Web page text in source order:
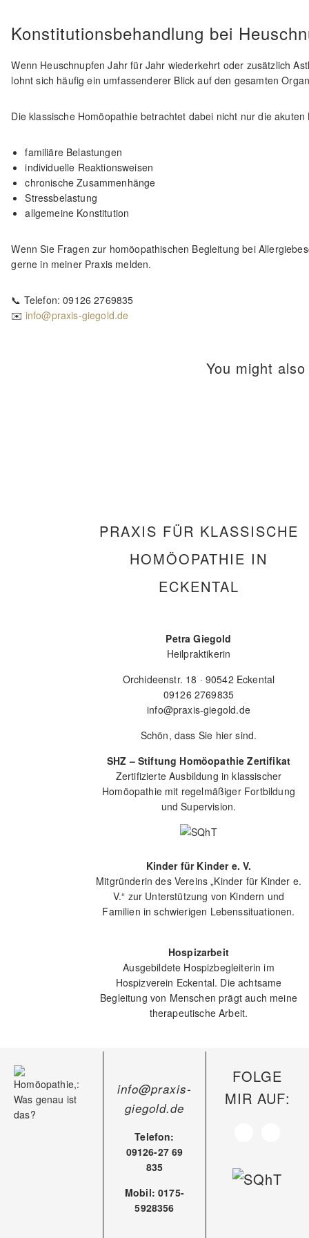
Konstitutionsbehandlung bei
Wenn Heuschnupfen Jahr für Jahr wiederkehrt oder zusätzlich
lohnt sich häufig ein umfassenderer Blick auf den gesamten
Die klassische Homöopathie betrachtet dabei nicht nur die
familiäre Belastungen
individuelle Reaktionsweisen
chronische Zusammenhänge
Stressbelastung
allgemeine Konstitution
Wenn Sie Fragen zur homöopathischen Begleitung bei
gerne in meiner Praxis melden.
📞 Telefon: 09126 2769835
✉️ info@praxis-giegold.de
You might
PRAXIS FÜR KLASSISCHE
HOMÖOPATHIE IN
ECKENTAL
Petra Giegold
Heilpraktikerin
Orchideenstr. 18 · 90542 Eckental
09126 2769835
info@praxis-giegold.de
Schön, dass Sie hier sind.
SHZ – Stiftung Homöopathie Zertifikat
Zertifizierte Ausbildung in klassischer
Homöopathie mit regelmäßiger Fortbildung
und Supervision.
Kinder für Kinder e. V.
Mitgründerin des Vereins „Kinder für Kinder e.
V.“ zur Unterstützung von Kindern und
Familien in schwierigen Lebenssituationen.
Hospizarbeit
Ausgebildete Hospizbegleiterin im
Hospizverein Eckental. Die achtsame
Begleitung von Menschen prägt auch meine
therapeutische Arbeit.
info@praxis-
giegold.de
Telefon:
09126-27 69
835
Mobil: 0175-
5928356
FOLGE
MIR AUF: